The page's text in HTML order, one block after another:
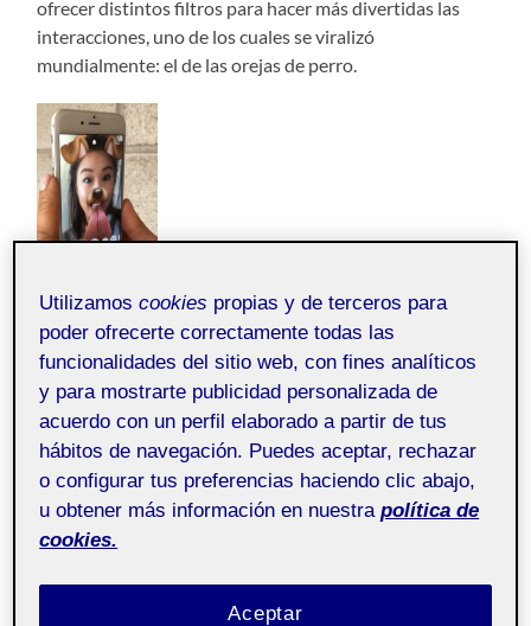
ofrecer distintos filtros para hacer más divertidas las
interacciones, uno de los cuales se viralizó
mundialmente: el de las orejas de perro.
Esto va en línea con la estrategia actual de la app, que
basa su potencial en torno a la cámara y la realidad
virtual, y en ser una plataforma más enfocada en
tecnología.
El presente informe pretende desgranar los conceptos
más importantes del estudio estadístico llevado a cabo
en agosto de 2022 por Statista en torno al perfil de los
está redactado es inglés, pero las preguntas se
Utilizamoscookies propias y de terceros para
poder ofrecerte correctamente todas las
funcionalidades del sitio web, con fines analíticos
y para mostrarte publicidad personalizada de
acuerdo con un perfil elaborado a partir de tus
hábitos de navegación. Puedes aceptar, rechazar
o configurar tus preferencias haciendo clic abajo,
u obtener más información en nuestra política de
cookies.
Aceptar